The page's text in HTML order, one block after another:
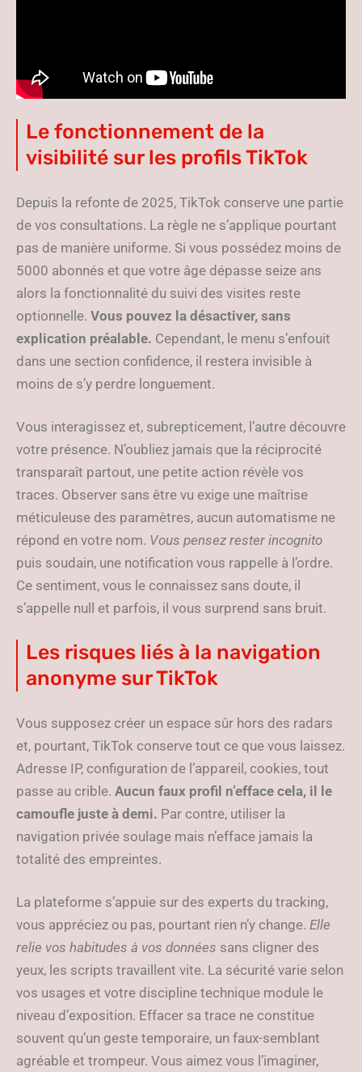
Le fonctionnement de la
visibilité sur les profils TikTok
Depuis la refonte de 2025, TikTok conserve une partie
de vos consultations. La règle ne s’applique pourtant
pas de manière uniforme. Si vous possédez moins de
5000 abonnés et que votre âge dépasse seize ans
alors la fonctionnalité du suivi des visites reste
optionnelle. Vous pouvez la désactiver, sans
explication préalable. Cependant, le menu s’enfouit
dans une section confidence, il restera invisible à
moins de s’y perdre longuement.
Vous interagissez et, subrepticement, l’autre découvre
votre présence. N’oubliez jamais que la réciprocité
transparaît partout, une petite action révèle vos
traces. Observer sans être vu exige une maîtrise
méticuleuse des paramètres, aucun automatisme ne
répond en votre nom. Vous pensez rester incognito
puis soudain, une notification vous rappelle à l’ordre.
Ce sentiment, vous le connaissez sans doute, il
s’appelle null et parfois, il vous surprend sans bruit.
Les risques liés à la navigation
anonyme sur TikTok
Vous supposez créer un espace sûr hors des radars
et, pourtant, TikTok conserve tout ce que vous laissez.
Adresse IP, configuration de l’appareil, cookies, tout
passe au crible. Aucun faux profil n’efface cela, il le
camoufle juste à demi. Par contre, utiliser la
navigation privée soulage mais n’efface jamais la
totalité des empreintes.
La plateforme s’appuie sur des experts du tracking,
vous appréciez ou pas, pourtant rien n’y change. Elle
relie vos habitudes à vos données sans cligner des
yeux, les scripts travaillent vite. La sécurité varie selon
vos usages et votre discipline technique module le
niveau d’exposition. Effacer sa trace ne constitue
souvent qu’un geste temporaire, un faux-semblant
agréable et trompeur. Vous aimez vous l’imaginer,